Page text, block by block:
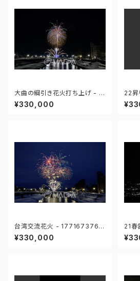
大曲の綱引き花火打ち上げ - 1
77167123433419
¥330,000
22昇
大曲
技大
台湾交流花火 - 1771673762
34282
¥330,000
21春
大曲
技大